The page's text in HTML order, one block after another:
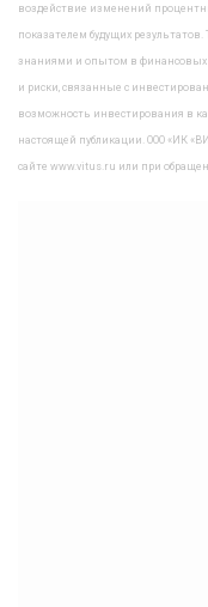
воздействие изменений
показателем будущих
знаниями и опытом в финансовых
и риски, связанные с
возможность инвестирования в
настоящей публикации. ООО «ИК
сайте www.vitus.ru или при